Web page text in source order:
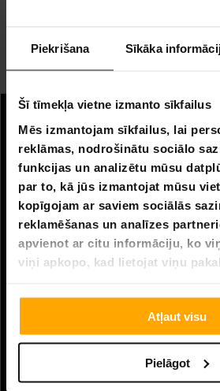
Piekrišana Sīkāka
Šī tīmekļa vietne izmanto sīkfailus
Mēs izmantojam sīkfailus, lai
reklāmas, nodrošinātu sociālo
funkcijas un analizētu mūsu
par to, kā jūs izmantojat mūsu
kopīgojam ar saviem sociālās
reklamēšanas un analīzes
apvienot ar citu informāciju, ko
viņi apkopo, kad lietojat viņu
Atļaut visu
Pielāgot
Informācija
Uzņēmuma informācija
Par mums
Klientu apkalpošana
FAQ - Biežāk uzdotie jautājumi
Piegāde
Sazinieties ar mums